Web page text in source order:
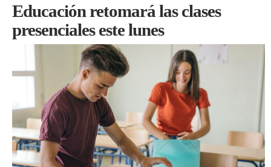
Educación retomará las clases
presenciales este lunes